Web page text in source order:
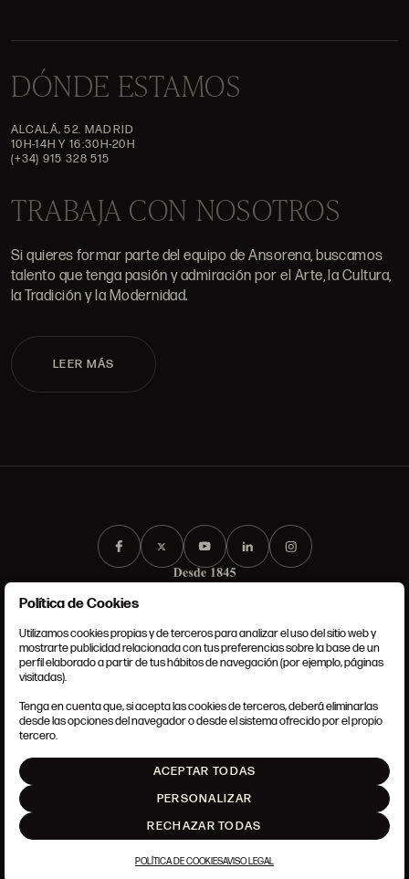
DÓNDE ESTAMOS
ALCALÁ, 52. MADRID
10H-14H Y 16:30H-20H
(+34) 915 328 515
TRABAJA CON NOSOTROS
Si quieres formar parte del equipo de Ansorena, buscamos
talento que tenga pasión y admiración por el Arte, la Cultura,
la Tradición y la Modernidad.
LEER MÁS
CONDICIONES GENERALES
POLÍTICA DE COOKIES
AJUSTE DE COOKIES
Política de Cookies
Utilizamos cookies propias y de terceros para analizar el uso del sitio web y
mostrarte publicidad relacionada con tus preferencias sobre la base de un
perfil elaborado a partir de tus hábitos de navegación (por ejemplo, páginas
visitadas).
Tenga en cuenta que, si acepta las cookies de terceros, deberá eliminarlas
desde las opciones del navegador o desde el sistema ofrecido por el propio
tercero.
ACEPTAR TODAS
PERSONALIZAR
RECHAZAR TODAS
POLÍTICA DE COOKIESAVISO LEGAL